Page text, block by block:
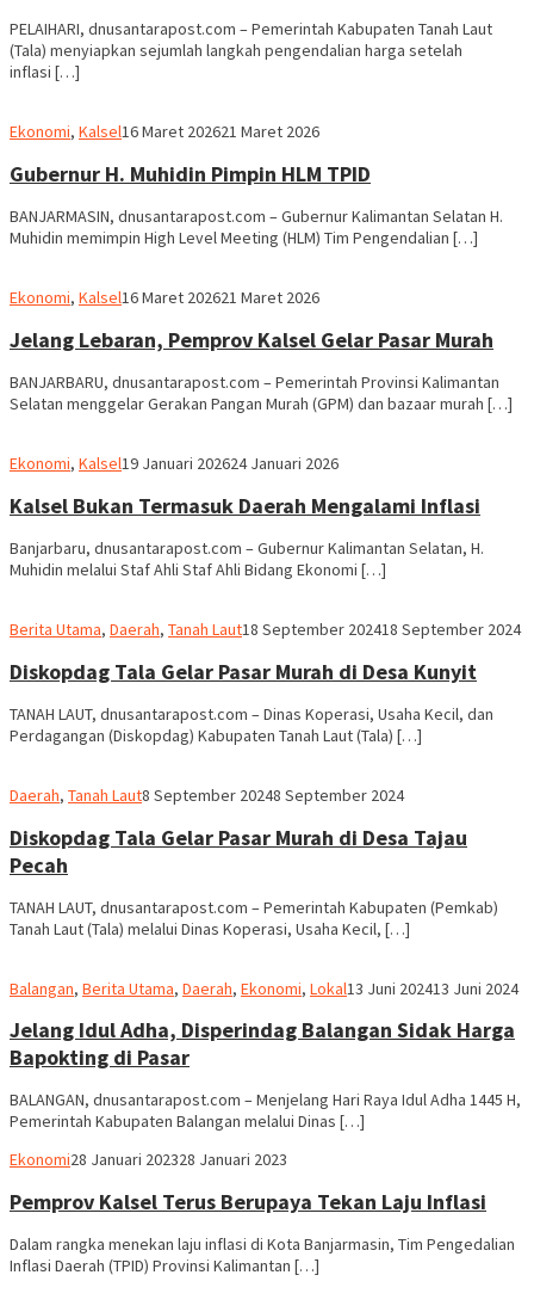
PELAIHARI, dnusantarapost.com – Pemerintah Kabupaten Tanah Laut
(Tala) menyiapkan sejumlah langkah pengendalian harga setelah
inflasi […]
Ekonomi, KalselRedaksi
16 Maret 202621 Maret 2026
Gubernur H. Muhidin Pimpin HLM TPID
BANJARMASIN, dnusantarapost.com – Gubernur Kalimantan Selatan H.
Muhidin memimpin High Level Meeting (HLM) Tim Pengendalian […]
Ekonomi, KalselRedaksi
16 Maret 202621 Maret 2026
Jelang Lebaran, Pemprov Kalsel Gelar Pasar Murah
BANJARBARU, dnusantarapost.com – Pemerintah Provinsi Kalimantan
Selatan menggelar Gerakan Pangan Murah (GPM) dan bazaar murah […]
Ekonomi, KalselRedaksi
19 Januari 202624 Januari 2026
Kalsel Bukan Termasuk Daerah Mengalami Inflasi
Banjarbaru, dnusantarapost.com – Gubernur Kalimantan Selatan, H.
Muhidin melalui Staf Ahli Staf Ahli Bidang Ekonomi […]
Berita Utama, Daerah, Tanah LautRedaksi
18 September 202418 September 2024
Diskopdag Tala Gelar Pasar Murah di Desa Kunyit
TANAH LAUT, dnusantarapost.com – Dinas Koperasi, Usaha Kecil, dan
Perdagangan (Diskopdag) Kabupaten Tanah Laut (Tala) […]
Daerah, Tanah LautRedaksi
8 September 20248 September 2024
Diskopdag Tala Gelar Pasar Murah di Desa Tajau
Pecah
TANAH LAUT, dnusantarapost.com – Pemerintah Kabupaten (Pemkab)
Tanah Laut (Tala) melalui Dinas Koperasi, Usaha Kecil, […]
Balangan, Berita Utama, Daerah, Ekonomi, LokalM.
13 Juni 202413 Juni 2024
Jelang Idul Adha, Disperindag Balangan Sidak Harga
Bapokting di Pasar
BALANGAN, dnusantarapost.com – Menjelang Hari Raya Idul Adha 1445 H,
Pemerintah Kabupaten Balangan melalui Dinas […]
EkonomiSupian
28 Januari 202328 Januari 2023
Pemprov Kalsel Terus Berupaya Tekan Laju Inflasi
Dalam rangka menekan laju inflasi di Kota Banjarmasin, Tim Pengedalian
Inflasi Daerah (TPID) Provinsi Kalimantan […]